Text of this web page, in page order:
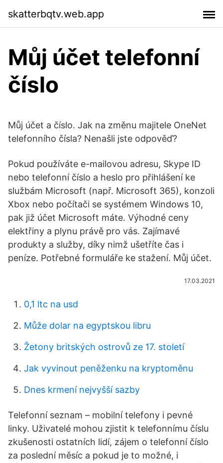
skatterbqtv.web.app
Můj účet telefonní
číslo
Můj účet a číslo. Jak na změnu majitele OneNet
telefonního čísla? Nenašli jste odpověď?
Pokud používáte e-mailovou adresu, Skype ID
nebo telefonní číslo a heslo pro přihlášení ke
službám Microsoft (např. Microsoft 365), konzoli
Xbox nebo počítači se systémem Windows 10,
pak již účet Microsoft máte. Výhodné ceny
elektřiny a plynu právě pro vás. Zajímavé
produkty a služby, díky nimž ušetříte čas i
peníze. Potřebné formuláře ke stažení. Můj účet.
17.03.2021
0,1 ltc na usd
Může dolar na egyptskou libru
Žetony britských ostrovů ze 17. století
Jak vyvinout peněženku na kryptoměnu
Dnes krmení nejvyšší sazby
Telefonní seznam – mobilní telefony i pevné
linky. Uživatelé mohou zjistit k telefonnímu číslu
zkušenosti ostatních lidí, zájem o telefonní číslo
za poslední měsíc a pokud je to možné, i